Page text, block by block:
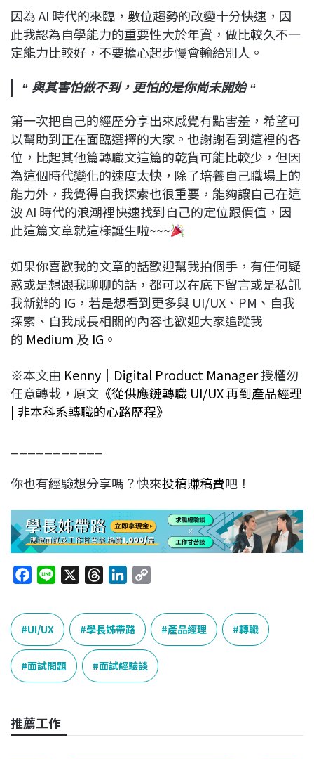
因為 AI 時代的來臨，數位趨勢的改變十分快速，因
此我認為自學能力的重要性大於年資，做比較久不一
定能力比較好，不要擔心起步慢會輸給別人。
“ 與其害怕做不到，更怕的是你尚未開始 “
第一次把自己的經歷分享出來感覺有點害羞，希望可
以幫助到正在面臨選擇的大家。也謝謝看到這裡的各
位，比起其他篇轉職文這篇的乾貨可能比較少，但因
為這個時代變化的速度太快，除了培養自己職場上的
能力外，我覺得自我探索也很重要，能夠讓自己在這
波 AI 時代的浪潮裡快速找到自己的定位跟價值，因
此這篇文章就這樣誕生啦~~~
如果你喜歡我的文章的話歡迎幫我拍個手，有任何疑
惑或是想跟我聊聊的話，都可以在底下留言或是私訊
我新辦的 IG，若是想看到更多與 UI/UX、PM、自我
探索、自我成長相關的內容也歡迎大家追蹤我
的 Medium 及 IG 。
※本文由 Kenny｜Digital Product Manager授權勿
任意轉載，原文 《從供應鏈轉職 UI/UX 再到產品經理
| 非本科系轉職的心路歷程》
你也有經驗想分享嗎？快來投稿賺稿費吧！
c
e
b
o
o
n
r
e
a
d
s
n
k
e
d
I
p
y
L
n
UI/UX 學長姊帶路 產品經理 轉職
面試問題 面試經驗談
推薦工作